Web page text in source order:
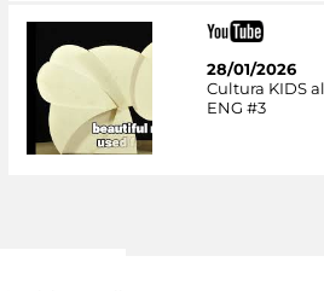
28/01/2026
Cultura KIDS
ENG #3